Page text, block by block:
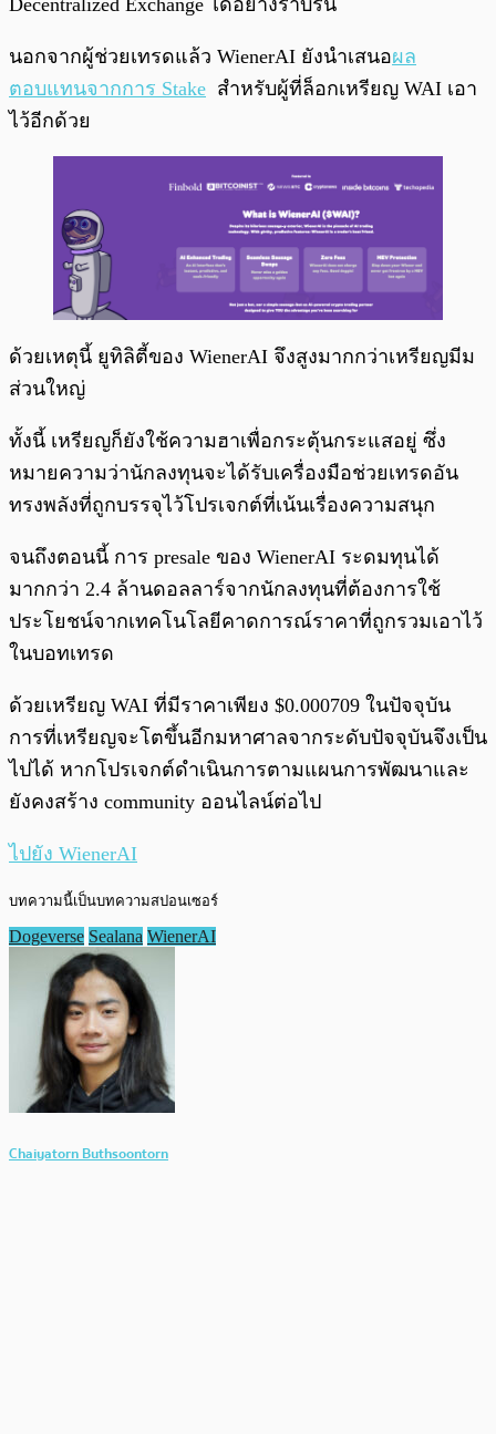
Decentralized Exchange ได้อย่างราบรื่น
นอกจากผู้ช่วยเทรดแล้ว WienerAI ยังนำเสนอผล
ตอบแทนจากการ Stake สำหรับผู้ที่ล็อกเหรียญ WAI เอา
ไว้อีกด้วย
ด้วยเหตุนี้ ยูทิลิตี้ของ WienerAI จึงสูงมากกว่าเหรียญมีม
ส่วนใหญ่
ทั้งนี้ เหรียญก็ยังใช้ความฮาเพื่อกระตุ้นกระแสอยู่ ซึ่ง
หมายความว่านักลงทุนจะได้รับเครื่องมือช่วยเทรดอัน
ทรงพลังที่ถูกบรรจุไว้โปรเจกต์ที่เน้นเรื่องความสนุก
จนถึงตอนนี้ การ presale ของ WienerAI ระดมทุนได้
มากกว่า 2.4 ล้านดอลลาร์จากนักลงทุนที่ต้องการใช้
ประโยชน์จากเทคโนโลยีคาดการณ์ราคาที่ถูกรวมเอาไว้
ในบอทเทรด
ด้วยเหรียญ WAI ที่มีราคาเพียง $0.000709 ในปัจจุบัน
การที่เหรียญจะโตขึ้นอีกมหาศาลจากระดับปัจจุบันจึงเป็น
ไปได้ หากโปรเจกต์ดำเนินการตามแผนการพัฒนาและ
ยังคงสร้าง community ออนไลน์ต่อไป
ไปยัง WienerAI
บทความนี้เป็นบทความสปอนเซอร์
Dogeverse Sealana WienerAI
Chaiyatorn Buthsoontorn